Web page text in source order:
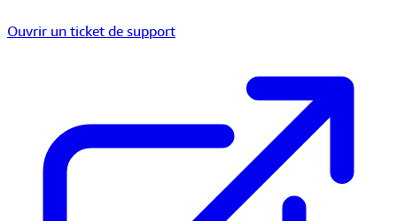
Ouvrir un ticket de support